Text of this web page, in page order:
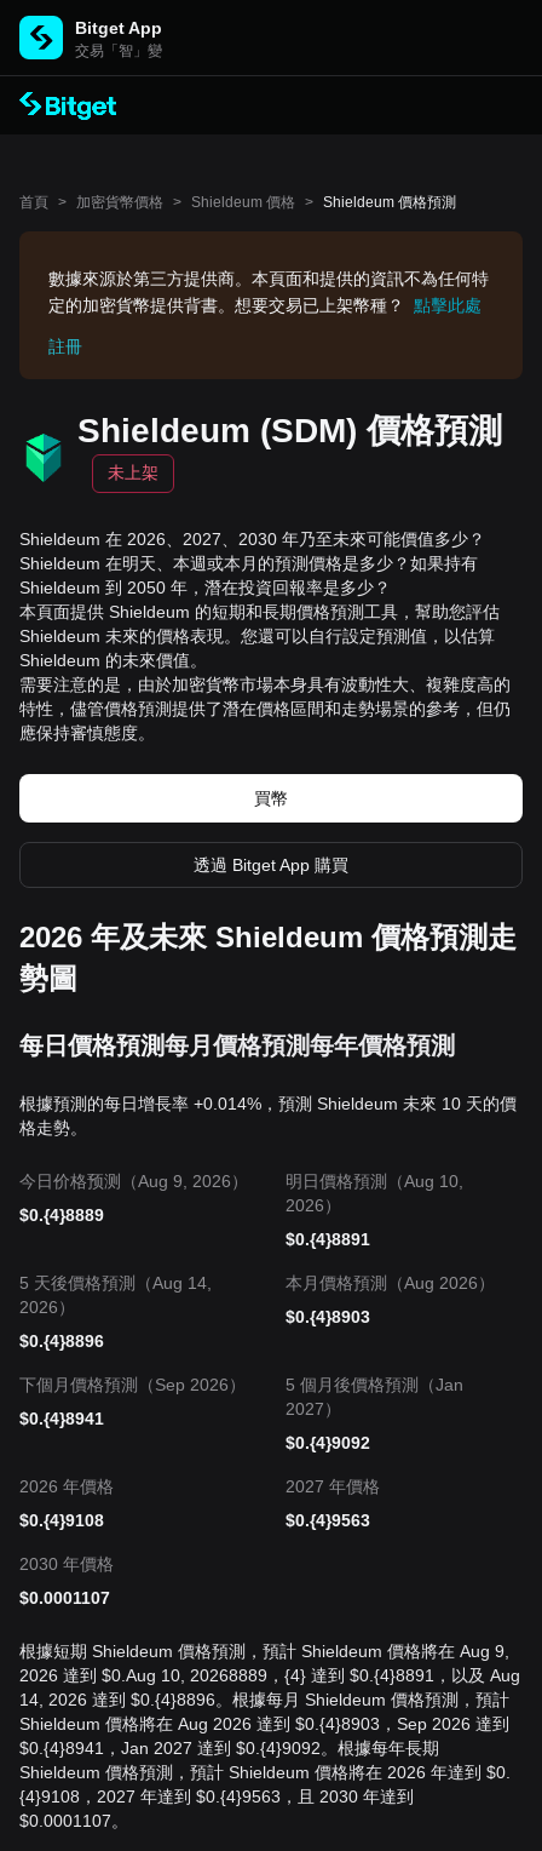
Bitget App
交易「智」變
首頁 > 加密貨幣價格 > Shieldeum 價格 > Shieldeum 價格預測
數據來源於第三方提供商。本頁面和提供的資訊不為任何特
定的加密貨幣提供背書。想要交易已上架幣種？
點擊此處
註冊
Shieldeum (SDM) 價格預測
未上架
Shieldeum 在 2026、2027、2030 年乃至未來可能價值多少？
Shieldeum 在明天、本週或本月的預測價格是多少？如果持有
Shieldeum 到 2050 年，潛在投資回報率是多少？
本頁面提供 Shieldeum 的短期和長期價格預測工具，幫助您評估
Shieldeum 未來的價格表現。您還可以自行設定預測值，以估算
Shieldeum 的未來價值。
需要注意的是，由於加密貨幣市場本身具有波動性大、複雜度高的
特性，儘管價格預測提供了潛在價格區間和走勢場景的參考，但仍
應保持審慎態度。
買幣
透過 Bitget App 購買
2026 年及未來 Shieldeum 價格預測走
勢圖
每日價格預測每月價格預測每年價格預測
根據預測的每日增長率 +0.014%，預測 Shieldeum 未來 10 天的價
格走勢。
今日价格预测（Aug 9, 2026）
$0.{4}8889
明日價格預測（Aug 10,
2026）
$0.{4}8891
5 天後價格預測（Aug 14,
2026）
$0.{4}8896
本月價格預測（Aug 2026）
$0.{4}8903
下個月價格預測（Sep 2026）
$0.{4}8941
5 個月後價格預測（Jan
2027）
$0.{4}9092
2026 年價格
$0.{4}9108
2027 年價格
$0.{4}9563
2030 年價格
$0.0001107
根據短期 Shieldeum 價格預測，預計 Shieldeum 價格將在 Aug 9,
2026 達到 $0.Aug 10, 20268889，{4} 達到 $0.{4}8891，以及 Aug
14, 2026 達到 $0.{4}8896。根據每月 Shieldeum 價格預測，預計
Shieldeum 價格將在 Aug 2026 達到 $0.{4}8903，Sep 2026 達到
$0.{4}8941，Jan 2027 達到 $0.{4}9092。根據每年長期
Shieldeum 價格預測，預計 Shieldeum 價格將在 2026 年達到 $0.
{4}9108，2027 年達到 $0.{4}9563，且 2030 年達到
$0.0001107。